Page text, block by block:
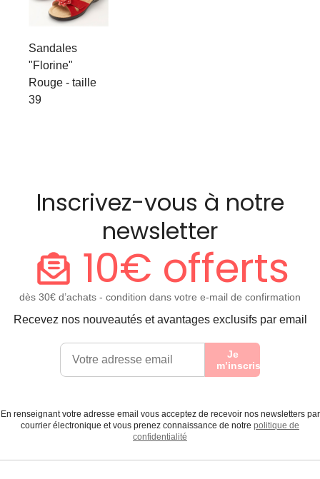
Sandales
"Florine"
Rouge - taille
39
Inscrivez-vous à notre
newsletter
10€ offerts
dès 30€ d’achats - condition dans votre e-mail de confirmation
Recevez nos nouveautés et avantages exclusifs par email
Je
m’inscris
En renseignant votre adresse email vous acceptez de recevoir nos newsletters par
courrier électronique et vous prenez connaissance de notre politique de
confidentialité